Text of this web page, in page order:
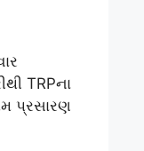
TRPના
પ્રસારણ